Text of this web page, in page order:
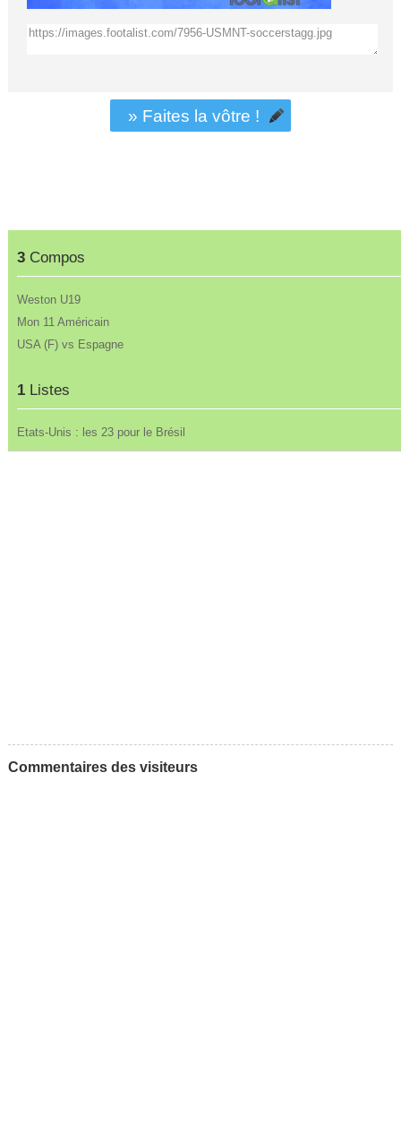
3Compos
Weston U19
Mon 11 Américain
USA (F) vs Espagne
1Listes
Etats-Unis : les 23 pour le Brésil
» Faites la vôtre !
Commentaires des visiteurs